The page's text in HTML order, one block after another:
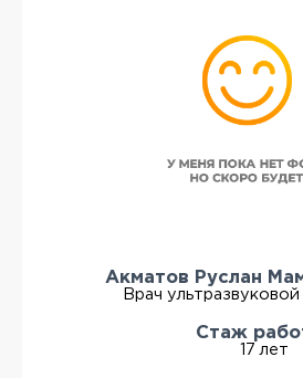
Акматов Руслан
Врач
Стаж
17 лет